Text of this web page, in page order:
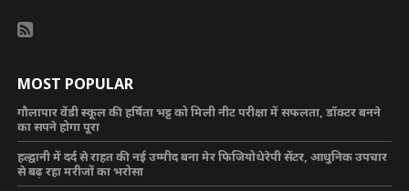
MOST POPULAR
गौलापार वेंडी स्कूल की हर्षिता भट्ट को मिली नीट परीक्षा में सफलता, डॉक्टर बनने
का सपने होगा पूरा
हल्द्वानी में दर्द से राहत की नई उम्मीद बना मेर फिजियोथेरेपी सेंटर, आधुनिक उपचार
से बढ़ रहा मरीजों का भरोसा